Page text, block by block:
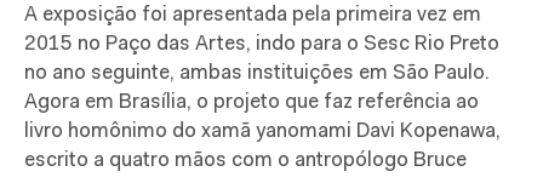
A exposição foi apresentada pela primeira vez em
2015 no Paço das Artes, indo para o Sesc Rio Preto
no ano seguinte, ambas instituições em São Paulo.
Agora em Brasília, o projeto que faz referência ao
livro homônimo do xamã yanomami Davi Kopenawa,
escrito a quatro mãos com o antropólogo Bruce